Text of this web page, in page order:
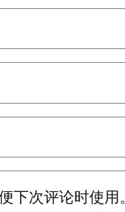
次评论时使用。